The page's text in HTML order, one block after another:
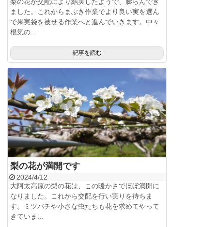
ました。これからまぶき作業でより良い実を選ん
で果実袋を被せる作業へと進んでいきます。中々
根気の...
記事を読む
梨の花が満開です
2024/4/12
大阿太高原の梨の花は、この暖かさでほぼ満開に
なりました。これから交配を行い実りを待ちま
す。ミツバチや小さな虫たちも花を求めてやって
きていま...